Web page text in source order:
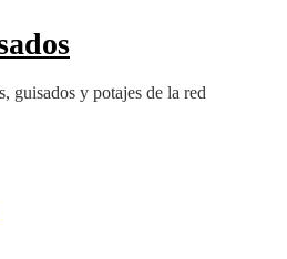
guisados y potajes de la red